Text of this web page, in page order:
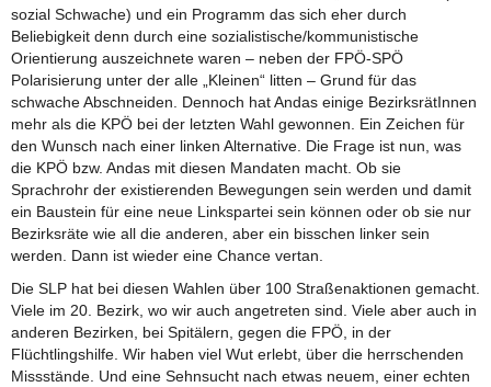
sozial Schwache) und ein Programm das sich eher durch
Beliebigkeit denn durch eine sozialistische/kommunistische
Orientierung auszeichnete waren – neben der FPÖ-SPÖ
Polarisierung unter der alle „Kleinen“ litten – Grund für das
schwache Abschneiden. Dennoch hat Andas einige BezirksrätInnen
mehr als die KPÖ bei der letzten Wahl gewonnen. Ein Zeichen für
den Wunsch nach einer linken Alternative. Die Frage ist nun, was
die KPÖ bzw. Andas mit diesen Mandaten macht. Ob sie
Sprachrohr der existierenden Bewegungen sein werden und damit
ein Baustein für eine neue Linkspartei sein können oder ob sie nur
Bezirksräte wie all die anderen, aber ein bisschen linker sein
werden. Dann ist wieder eine Chance vertan.
Die SLP hat bei diesen Wahlen über 100 Straßenaktionen gemacht.
Viele im 20. Bezirk, wo wir auch angetreten sind. Viele aber auch in
anderen Bezirken, bei Spitälern, gegen die FPÖ, in der
Flüchtlingshilfe. Wir haben viel Wut erlebt, über die herrschenden
Missstände. Und eine Sehnsucht nach etwas neuem, einer echten